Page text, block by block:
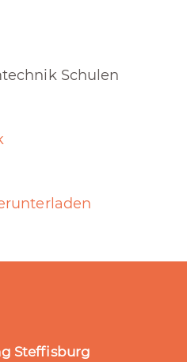
Schulen
Steffisburg